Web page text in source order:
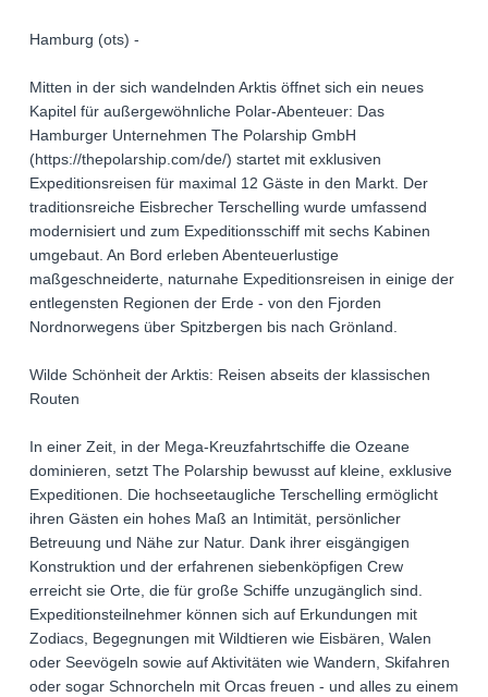
Hamburg (ots) -
Mitten in der sich wandelnden Arktis öffnet sich ein neues
Kapitel für außergewöhnliche Polar-Abenteuer: Das
Hamburger Unternehmen The Polarship GmbH
(https://thepolarship.com/de/) startet mit exklusiven
Expeditionsreisen für maximal 12 Gäste in den Markt. Der
traditionsreiche Eisbrecher Terschelling wurde umfassend
modernisiert und zum Expeditionsschiff mit sechs Kabinen
umgebaut. An Bord erleben Abenteuerlustige
maßgeschneiderte, naturnahe Expeditionsreisen in einige der
entlegensten Regionen der Erde - von den Fjorden
Nordnorwegens über Spitzbergen bis nach Grönland.
Wilde Schönheit der Arktis: Reisen abseits der klassischen
Routen
In einer Zeit, in der Mega-Kreuzfahrtschiffe die Ozeane
dominieren, setzt The Polarship bewusst auf kleine, exklusive
Expeditionen. Die hochseetaugliche Terschelling ermöglicht
ihren Gästen ein hohes Maß an Intimität, persönlicher
Betreuung und Nähe zur Natur. Dank ihrer eisgängigen
Konstruktion und der erfahrenen siebenköpfigen Crew
erreicht sie Orte, die für große Schiffe unzugänglich sind.
Expeditionsteilnehmer können sich auf Erkundungen mit
Zodiacs, Begegnungen mit Wildtieren wie Eisbären, Walen
oder Seevögeln sowie auf Aktivitäten wie Wandern, Skifahren
oder sogar Schnorcheln mit Orcas freuen - und alles zu einem